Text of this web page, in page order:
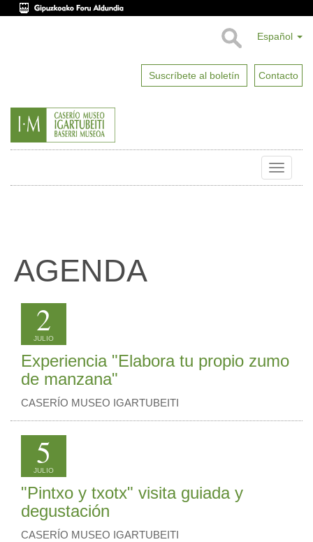
Español
Suscríbete al boletín Contacto
Toggle
AGENDA
2
JULIO
Experiencia "Elabora tu propio zumo
de manzana"
CASERÍO MUSEO IGARTUBEITI
5
JULIO
"Pintxo y txotx" visita guiada y
degustación
CASERÍO MUSEO IGARTUBEITI